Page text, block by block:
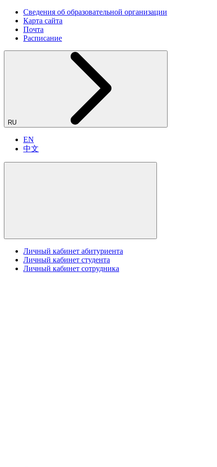
Сведения об образовательной организации
Карта сайта
Почта
Расписание
RU
EN
中文
Личный кабинет абитуриента
Личный кабинет студента
Личный кабинет сотрудника